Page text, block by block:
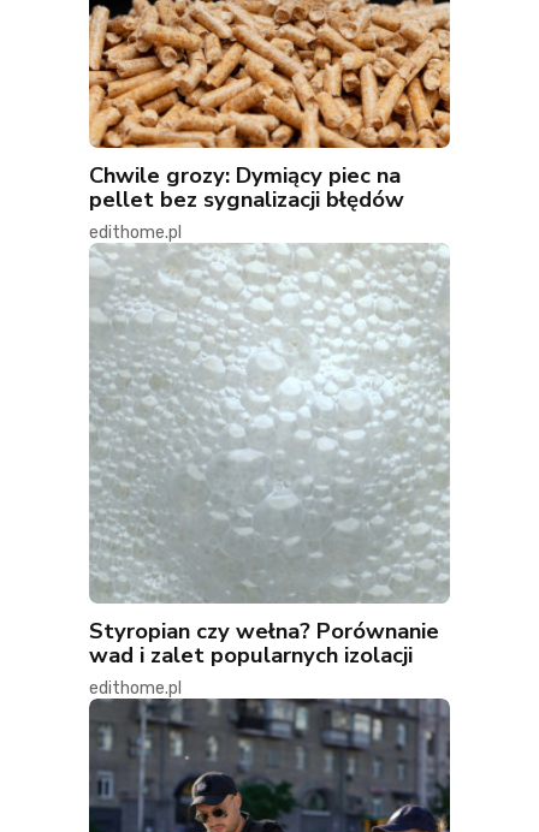
Chwile grozy: Dymiący piec na
pellet bez sygnalizacji błędów
edithome.pl
Styropian czy wełna? Porównanie
wad i zalet popularnych izolacji
edithome.pl